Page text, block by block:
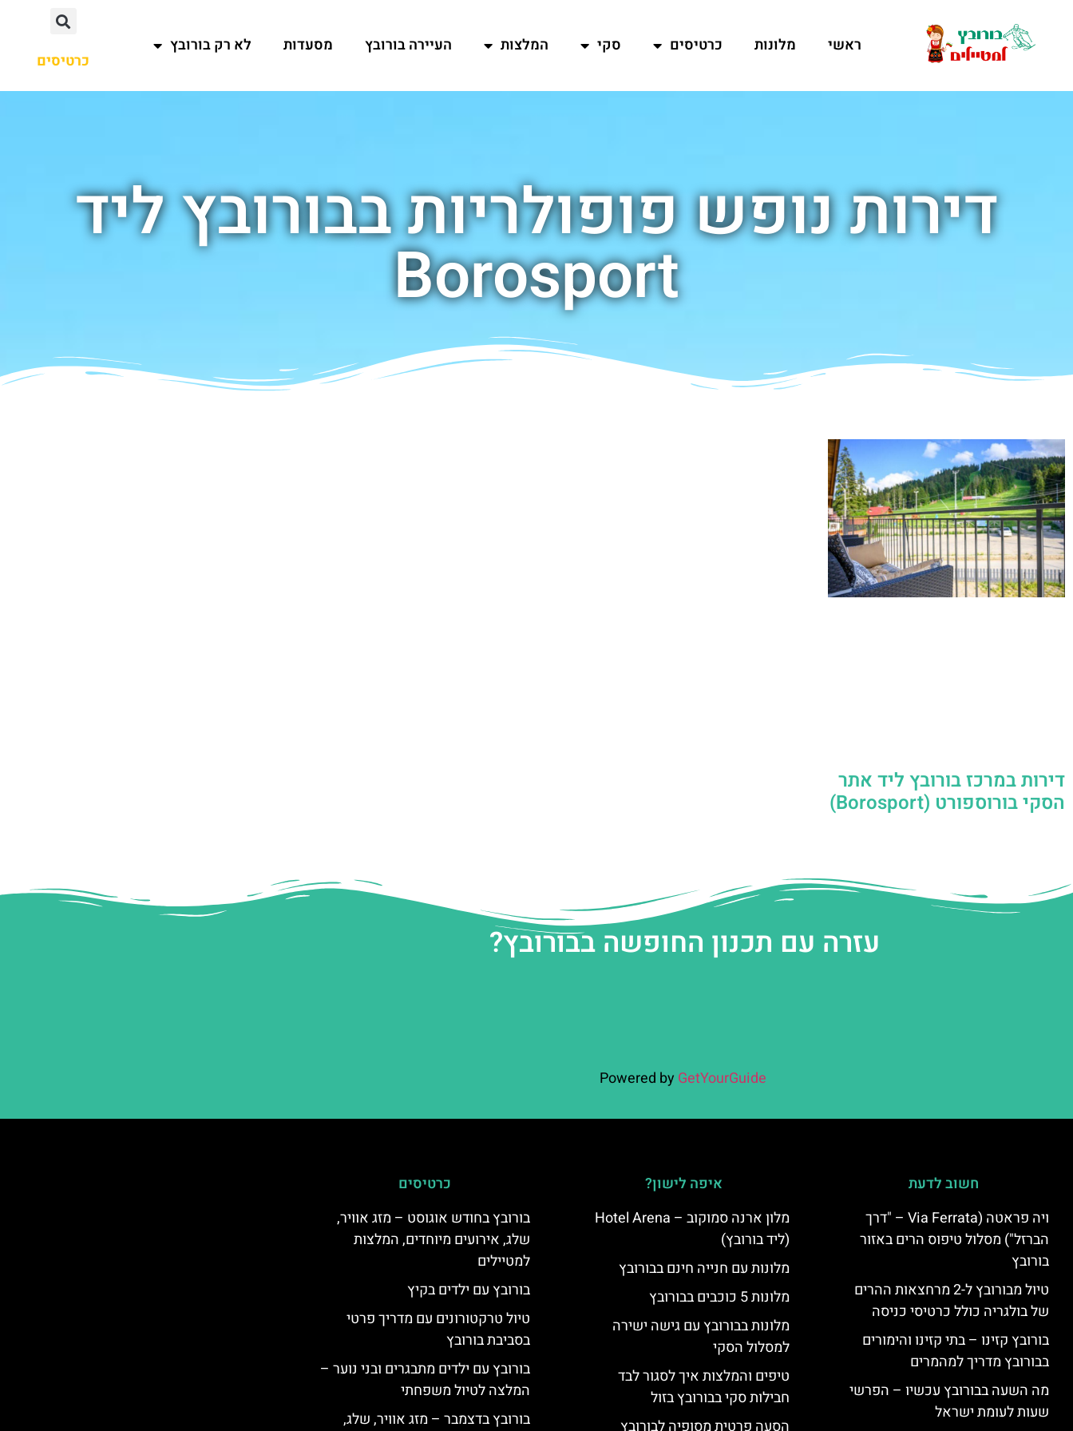
ראשי מלונות כרטיסים סקי המלצות העיירה בורובץ מסעדות לא רק בורובץ
כרטיסים
דירות נופש פופולריות בבורובץ ליד
Borosport
דירות במרכז בורובץ ליד אתר
הסקי בורוספורט (Borosport)
עזרה עם תכנון החופשה בבורובץ?
Powered by GetYourGuide
חשוב לדעת
ויה פראטה (Via Ferrata – "דרך
הברזל") מסלול טיפוס הרים באזור
בורובץ
טיול מבורובץ ל-2 מרחצאות ההרים
של בולגריה כולל כרטיסי כניסה
בורובץ קזינו – בתי קזינו והימורים
בבורובץ מדריך למהמרים
מה השעה בבורובץ עכשיו – הפרשי
שעות לעומת ישראל
איפה לישון?
מלון ארנה סמוקוב – Hotel Arena
(ליד בורובץ)
מלונות עם חנייה חינם בבורובץ
מלונות 5 כוכבים בבורובץ
מלונות בבורובץ עם גישה ישירה
למסלול הסקי
טיפים והמלצות איך לסגור לבד
חבילות סקי בבורובץ בזול
כרטיסים
בורובץ בחודש אוגוסט – מזג אוויר,
שלג, אירועים מיוחדים, המלצות
למטיילים
בורובץ עם ילדים בקיץ
טיול טרקטורונים עם מדריך פרטי
בסביבת בורובץ
בורובץ עם ילדים מתבגרים ובני נוער –
המלצה לטיול משפחתי
בורובץ בדצמבר – מזג אוויר, שלג,